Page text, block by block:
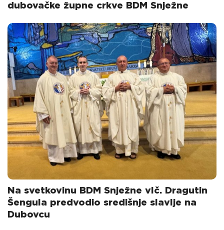
dubovačke župne crkve BDM Snježne
Na svetkovinu BDM Snježne vlč. Dragutin
Šengula predvodio središnje slavlje na
Dubovcu